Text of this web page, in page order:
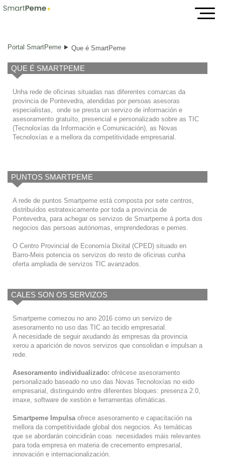
Que é SmartPeme
Portal SmartPeme Que é SmartPeme
QUE É SMARTPEME
Unha rede de oficinas situadas nas diferentes comarcas da
provincia de Pontevedra, atendidas por persoas asesoras
especialistas, onde se presta un servizo de información e
asesoramento gratuíto, presencial e personalizado sobre as TIC
(Tecnoloxías da Información e Comunicación), as Novas
Tecnoloxías e a mellora da competitividade empresarial.
PUNTOS SMARTPEME
A rede de puntos Smartpeme está composta por sete centros,
distribuídos estratexicamente por toda a provincia de
Pontevedra, para achegar os servizos de Smartpeme á porta dos
negocios das persoas autónomas, emprendedoras e pemes.
O Centro Provincial de Economía Dixital (CPED) situado en
Barro-Meis potencia os servizos do resto de oficinas cunha
oferta ampliada de servizos TIC avanzados.
CALES SON OS SERVIZOS
Smartpeme comezou no ano 2016 como un servizo de
asesoramento no uso das TIC ao tecido empresarial.
A necesidade de seguir axudando ás empresas da provincia
xerou a aparición de novos servizos que consolidan e impulsan a
rede.
Asesoramento individualizado: ofrécese asesoramento
personalizado baseado no uso das Novas Tecnoloxías no eido
empresarial, distinguindo entre diferentes bloques: presenza 2.0,
imaxe, software de xestión e ferramentas ofimáticas.
Smartpeme Impulsaofrece asesoramento e capacitación na
mellora da competitividade global dos negocios. As temáticas
que se abordarán coincidirán coas necesidades máis relevantes
para toda empresa en materia de crecemento empresarial,
innovación e internacionalización.